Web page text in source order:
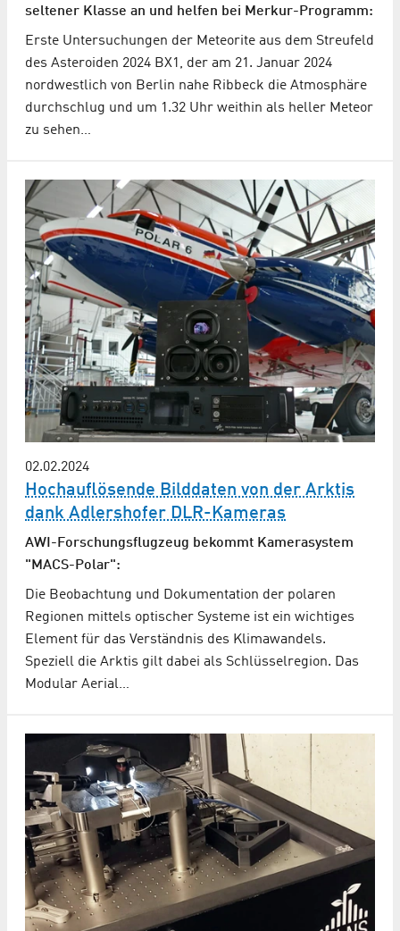
seltener Klasse an und helfen bei Merkur-Programm:
Erste Untersuchungen der Meteorite aus dem Streufeld
des Asteroiden 2024 BX1, der am 21. Januar 2024
nordwestlich von Berlin nahe Ribbeck die Atmosphäre
durchschlug und um 1.32 Uhr weithin als heller Meteor
zu sehen…
02.02.2024
Hochauflösende Bilddaten von der Arktis
dank Adlershofer DLR-Kameras
AWI-Forschungsflugzeug bekommt Kamerasystem
"MACS-Polar":
Die Beobachtung und Dokumentation der polaren
Regionen mittels optischer Systeme ist ein wichtiges
Element für das Verständnis des Klimawandels.
Speziell die Arktis gilt dabei als Schlüsselregion. Das
Modular Aerial…